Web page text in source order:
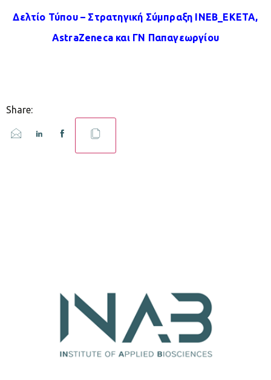
Δελτίο Τύπου – Στρατηγική Σύμπραξη ΙΝΕΒ_ΕΚΕΤΑ,
AstraZeneca και ΓΝ Παπαγεωργίου
Share: